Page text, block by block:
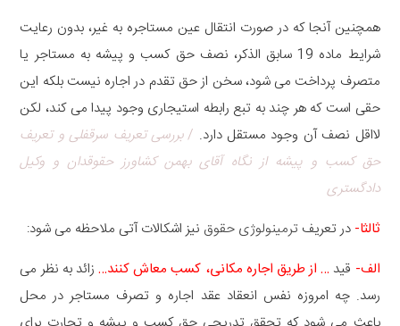
همچنین آنجا که در صورت انتقال عین مستاجره به غیر، بدون رعایت
شرایط ماده 19 سابق الذکر، نصف حق کسب و پیشه به مستاجر یا
متصرف پرداخت می شود، سخن از حق تقدم در اجاره نیست بلکه این
حقی است که هر چند به تبع رابطه استیجاری وجود پیدا می کند، لکن
لااقل نصف آن وجود مستقل دارد. /بررسی تعریف سرقفلی و تعریف
حق کسب و پیشه از نگاه آقای بهمن کشاورز حقوقدان و وکیل
دادگستری
ثالثا- در تعریف ترمینولوژی حقوق نیز اشکالات آتی ملاحظه می شود:
الف- قید… از طریق اجاره مکانی، کسب معاش کنند…زائد به نظر می
رسد. چه امروزه نفس انعقاد عقد اجاره و تصرف مستاجر در محل